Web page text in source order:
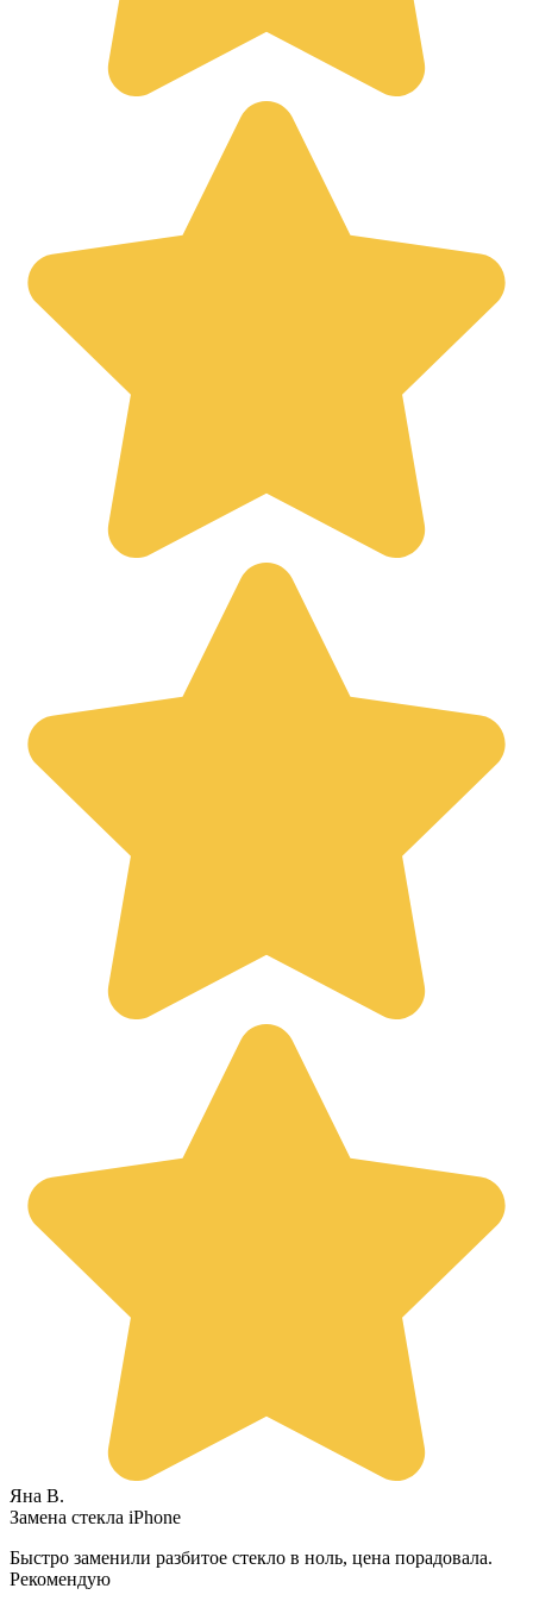
Яна В.
Замена стекла iPhone
Быстро заменили разбитое стекло в ноль, цена порадовала.
Рекомендую